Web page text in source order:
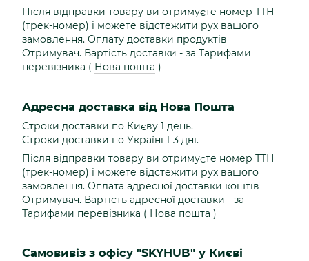
Після відправки товару ви отримуєте номер ТТН
(трек-номер) і можете відстежити рух вашого
замовлення. Оплату доставки продуктів
Отримувач. Вартість доставки - за Тарифами
перевізника ( Нова пошта )
Адресна доставка від Нова Пошта
Строки доставки по Києву 1 день.
Строки доставки по Україні 1-3 дні.
Після відправки товару ви отримуєте номер ТТН
(трек-номер) і можете відстежити рух вашого
замовлення. Оплата адресної доставки коштів
Отримувач. Вартість адресної доставки - за
Тарифами перевізника ( Нова пошта )
Самовивіз з офісу "SKYHUB" у Києві